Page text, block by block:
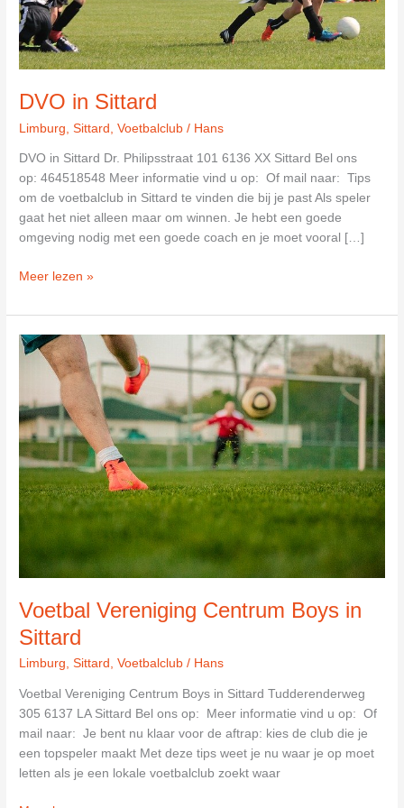
DVO in Sittard
Limburg ,Sittard ,Voetbalclub / Hans
DVO in Sittard Dr. Philipsstraat 101 6136 XX Sittard Bel ons
op: 464518548 Meer informatie vind u op: Of mail naar: Tips
om de voetbalclub in Sittard te vinden die bij je past Als speler
gaat het niet alleen maar om winnen. Je hebt een goede
omgeving nodig met een goede coach en je moet vooral […]
DVO
Sittard
Meer lezen »
Voetbal Vereniging Centrum Boys in
Sittard
Limburg,Sittard ,Voetbalclub / Hans
Voetbal Vereniging Centrum Boys in Sittard Tudderenderweg
305 6137 LA Sittard Bel ons op: Meer informatie vind u op: Of
mail naar: Je bent nu klaar voor de aftrap: kies de club die je
een topspeler maakt Met deze tips weet je nu waar je op moet
letten als je een lokale voetbalclub zoekt waar